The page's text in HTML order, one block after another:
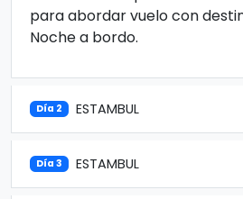
para abordar vuelo con
Noche a bordo.
Día 2 ESTAMBUL
Día 3 ESTAMBUL